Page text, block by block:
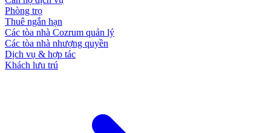
Phòng trọ
Thuê ngắn hạn
Các tòa nhà Cozrum quản lý
Các tòa nhà nhượng quyền
Dịch vụ & hợp tác
Khách lưu trú